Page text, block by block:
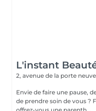
L'instant
2, avenue de la porte neuve
Envie de faire une pause,
de prendre soin de vous ?